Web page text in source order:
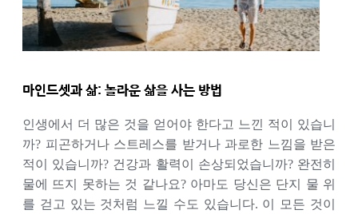
마인드셋과 삶: 놀라운 삶을 사는 방법
인생에서 더 많은 것을 얻어야 한다고 느낀 적이 있습니
까? 피곤하거나 스트레스를 받거나 과로한 느낌을 받은
적이 있습니까? 건강과 활력이 손상되었습니까? 완전히
물에 뜨지 못하는 것 같나요? 아마도 당신은 단지 물 위
를 걷고 있는 것처럼 느낄 수도 있습니다. 이 모든 것이